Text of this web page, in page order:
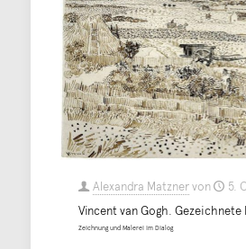
Alexandra Matznervon
5.
Vincent van Gogh. Gezeichnete
Zeichnung und Malerei im Dialog